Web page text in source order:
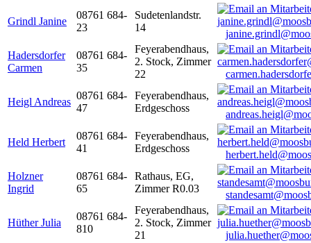
Grindl Janine
08761 684-
23
Sudetenlandstr.
14
Hadersdorfer
Carmen
08761 684-
35
Feyerabendhaus,
2. Stock, Zimmer
22
Heigl Andreas
08761 684-
47
Feyerabendhaus,
Erdgeschoss
Held Herbert
08761 684-
41
Feyerabendhaus,
Erdgeschoss
Holzner
Ingrid
08761 684-
65
Rathaus, EG,
Zimmer R0.03
Hüther Julia
08761 684-
810
Feyerabendhaus,
2. Stock, Zimmer
21